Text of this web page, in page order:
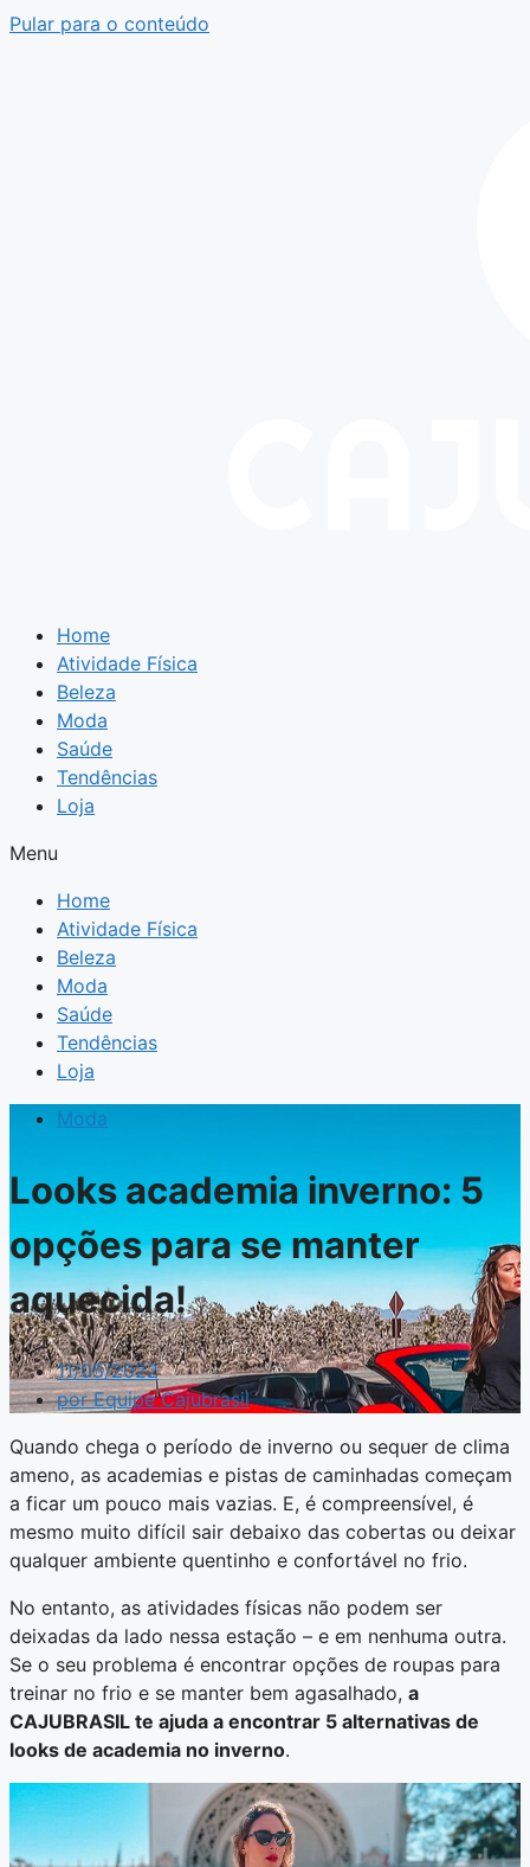
Pular para o conteúdo
Home
Atividade Física
Beleza
Moda
Saúde
Tendências
Loja
Menu
Home
Atividade Física
Beleza
Moda
Saúde
Tendências
Loja
Moda
Looks academia inverno: 5
opções para se manter
aquecida!
11/05/2022
porEquipe Cajubrasil
Quando chega o período de inverno ou sequer de clima
ameno, as academias e pistas de caminhadas começam
a ficar um pouco mais vazias. E, é compreensível, é
mesmo muito difícil sair debaixo das cobertas ou deixar
qualquer ambiente quentinho e confortável no frio.
No entanto, as atividades físicas não podem ser
deixadas da lado nessa estação – e em nenhuma outra.
Se o seu problema é encontrar opções de roupas para
treinar no frio e se manter bem agasalhado, a
CAJUBRASIL te ajuda a encontrar 5 alternativas de
looks de academia no inverno.